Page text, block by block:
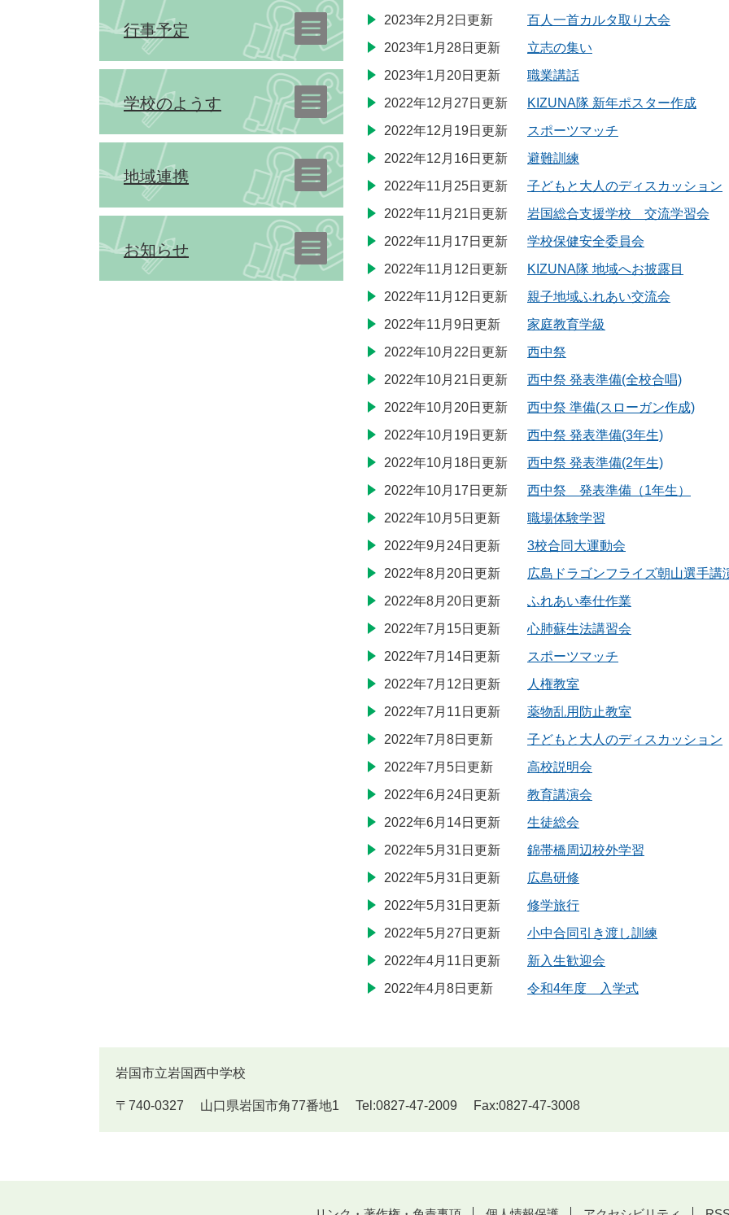
2023年2月2日更新
百人一首カルタ取り大会
2023年1月28日更新
立志の集い
2023年1月20日更新
職業講話
2022年12月27日更新
KIZUNA隊 新年ポスター作成
2022年12月19日更新
スポーツマッチ
2022年12月16日更新
避難訓練
2022年11月25日更新
子どもと大人のディスカッション
2022年11月21日更新
岩国総合支援学校 交流学習会
2022年11月17日更新
学校保健安全委員会
2022年11月12日更新
KIZUNA隊 地域へお披露目
2022年11月12日更新
親子地域ふれあい交流会
2022年11月9日更新
家庭教育学級
2022年10月22日更新
西中祭
2022年10月21日更新
西中祭 発表準備(全校合唱)
2022年10月20日更新
西中祭 準備(スローガン作成)
2022年10月19日更新
西中祭 発表準備(3年生)
2022年10月18日更新
西中祭 発表準備(2年生)
2022年10月17日更新
西中祭 発表準備（1年生）
2022年10月5日更新
職場体験学習
2022年9月24日更新
3校合同大運動会
2022年8月20日更新
広島ドラゴンフライズ朝山選手講
2022年8月20日更新
ふれあい奉仕作業
2022年7月15日更新
心肺蘇生法講習会
2022年7月14日更新
スポーツマッチ
2022年7月12日更新
人権教室
2022年7月11日更新
薬物乱用防止教室
2022年7月8日更新
子どもと大人のディスカッション
2022年7月5日更新
高校説明会
2022年6月24日更新
教育講演会
2022年6月14日更新
生徒総会
2022年5月31日更新
錦帯橋周辺校外学習
2022年5月31日更新
広島研修
2022年5月31日更新
修学旅行
2022年5月27日更新
小中合同引き渡し訓練
2022年4月11日更新
新入生歓迎会
2022年4月8日更新
令和4年度 入学式
行事予定
学校のようす
地域連携
お知らせ
岩国市立岩国西中学校
〒740-0327 山口県岩国市角77番地1 Tel:0827-47-2009 Fax:0827-47-3008